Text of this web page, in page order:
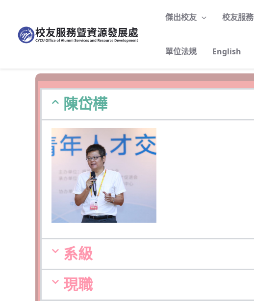
傑出校友 校友服務
單位法規 English
陳岱樺
系級
現職